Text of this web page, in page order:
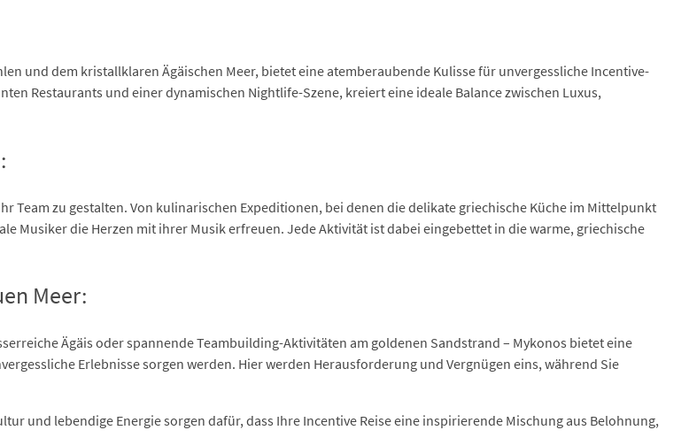
und dem kristallklaren Ägäischen Meer, bietet eine atemberaubende Kulisse für unvergessliche Incentive-
Restaurants und einer dynamischen Nightlife-Szene, kreiert eine ideale Balance zwischen Luxus,
Team zu gestalten. Von kulinarischen Expeditionen, bei denen die delikate griechische Küche im Mittelpunkt
Musiker die Herzen mit ihrer Musik erfreuen. Jede Aktivität ist dabei eingebettet in die warme, griechische
Meer:
Ägäis oder spannende Teambuilding-Aktivitäten am goldenen Sandstrand – Mykonos bietet eine
Erlebnisse sorgen werden. Hier werden Herausforderung und Vergnügen eins, während Sie
und lebendige Energie sorgen dafür, dass Ihre Incentive Reise eine inspirierende Mischung aus Belohnung,